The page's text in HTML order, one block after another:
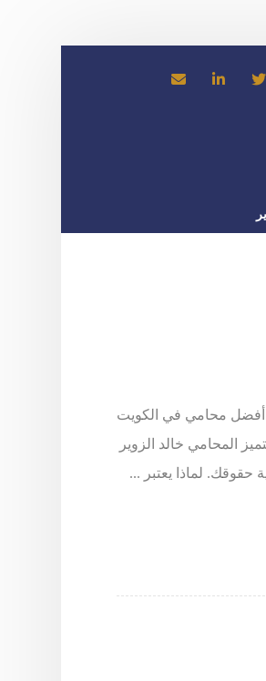
أفضل محامي في الكويت
المحامي خالد الزوير
حقوقك. لماذا يعتبر ...